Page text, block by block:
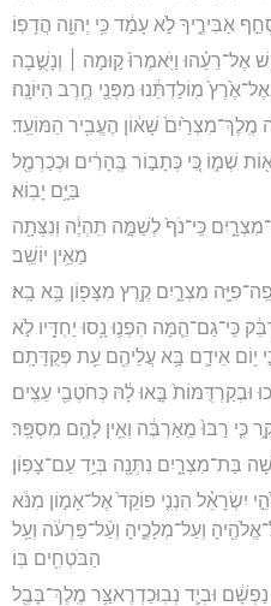
אַבִּירֶ֑יךָ לֹ֣א עָמַ֔ד כִּ֥י יְהוָ֖ה הֲדָפֽוֹ׃
אֶל־רֵעֵ֗הוּ וַיֹּֽאמְרוּ֙ ק֣וּמָה ׀ וְנָשֻׁ֣בָה
מֽוֹלַדְתֵּ֔נוּ מִפְּנֵ֖י חֶ֥רֶב הַיּוֹנָֽה׃
שָׁא֔וֹן הֶעֱבִ֖יר הַמּוֹעֵֽד׃
שְׁמ֑וֹ כִּ֚י כְּתָב֣וֹר בֶּֽהָרִ֔ים וּכְכַרְמֶ֖ל
בַּיָּ֥ם יָבֽוֹא׃
כִּֽי־נֹף֙ לְשַׁמָּ֣ה תִֽהְיֶ֔ה וְנִצְּתָ֖ה
מֵאֵ֥ין יוֹשֵֽׁב׃
מִצְרָ֑יִם קֶ֥רֶץ מִצָּפ֖וֹן בָּ֥א בָֽא׃
כִּֽי־גַם־הֵ֧מָּה הִפְנ֛וּ נָ֥סוּ יַחְדָּ֖יו לֹ֣א
י֥וֹם אֵידָ֛ם בָּ֥א עֲלֵיהֶ֖ם עֵ֥ת פְּקֻדָּתָֽם׃
וּבְקַרְדֻּמּוֹת֙ בָּ֣אוּ לָ֔הּ כְּחֹטְבֵ֖י עֵצִֽים׃
כִּ֤י רַבּוּ֙ מֵֽאַרְבֶּ֔ה וְאֵ֥ין לָהֶ֖ם מִסְפָּֽר׃
בַּת־מִצְרָ֑יִם נִתְּנָ֖ה בְּיַ֥ד עַם־צָפֽוֹן׃
יִשְׂרָאֵ֗ל הִנְנִ֤י פוֹקֵד֙ אֶל־אָמ֣וֹן מִנֹּ֔א
וְעַל־מְלָכֶ֑יהָ וְעַ֨ל־פַּרְעֹ֔ה וְעַ֥ל
הַבֹּטְחִ֖ים בּֽוֹ׃
וּבְיַ֛ד נְבֽוּכַדְרֶאצַּ֥ר מֶֽלֶךְ־בָּבֶ֖ל